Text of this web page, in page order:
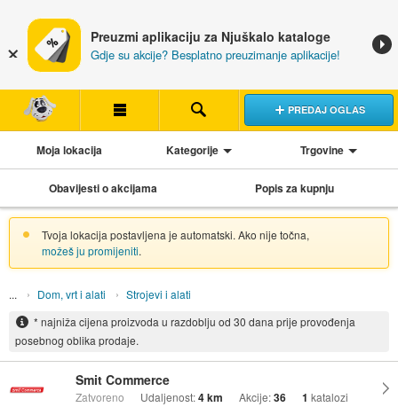
Preuzmi aplikaciju za Njuškalo kataloge
Gdje su akcije? Besplatno preuzimanje aplikacije!
PREDAJ OGLAS
Moja lokacija Kategorije Trgovine
Obavijesti o akcijama Popis za kupnju
Tvoja lokacija postavljena je automatski. Ako nije točna,
možeš ju promijeniti.
Dom, vrt i alati
Strojevi i alati
* najniža cijena proizvoda u razdoblju od 30 dana prije provođenja
posebnog oblika prodaje.
Smit Commerce
Zatvoreno Udaljenost:4 km Akcije:36 1 katalozi